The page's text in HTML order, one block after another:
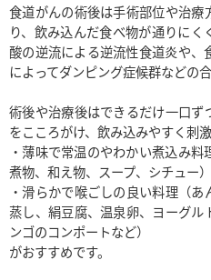
食道がんの術後は手術部位や治
り、飲み込んだ食べ物が通りに
酸の逆流による逆流性食道炎や、
によってダンピング症候群などの
術後や治療後はできるだけ一口ず
をこころがけ、飲み込みやすく刺
・薄味で常温のやわかい煮込み料
煮物、和え物、スープ、シチュー）
・滑らかで喉ごしの良い料理（
蒸し、絹豆腐、温泉卵、ヨーグル
ンゴのコンポートなど）
がおすすめです。